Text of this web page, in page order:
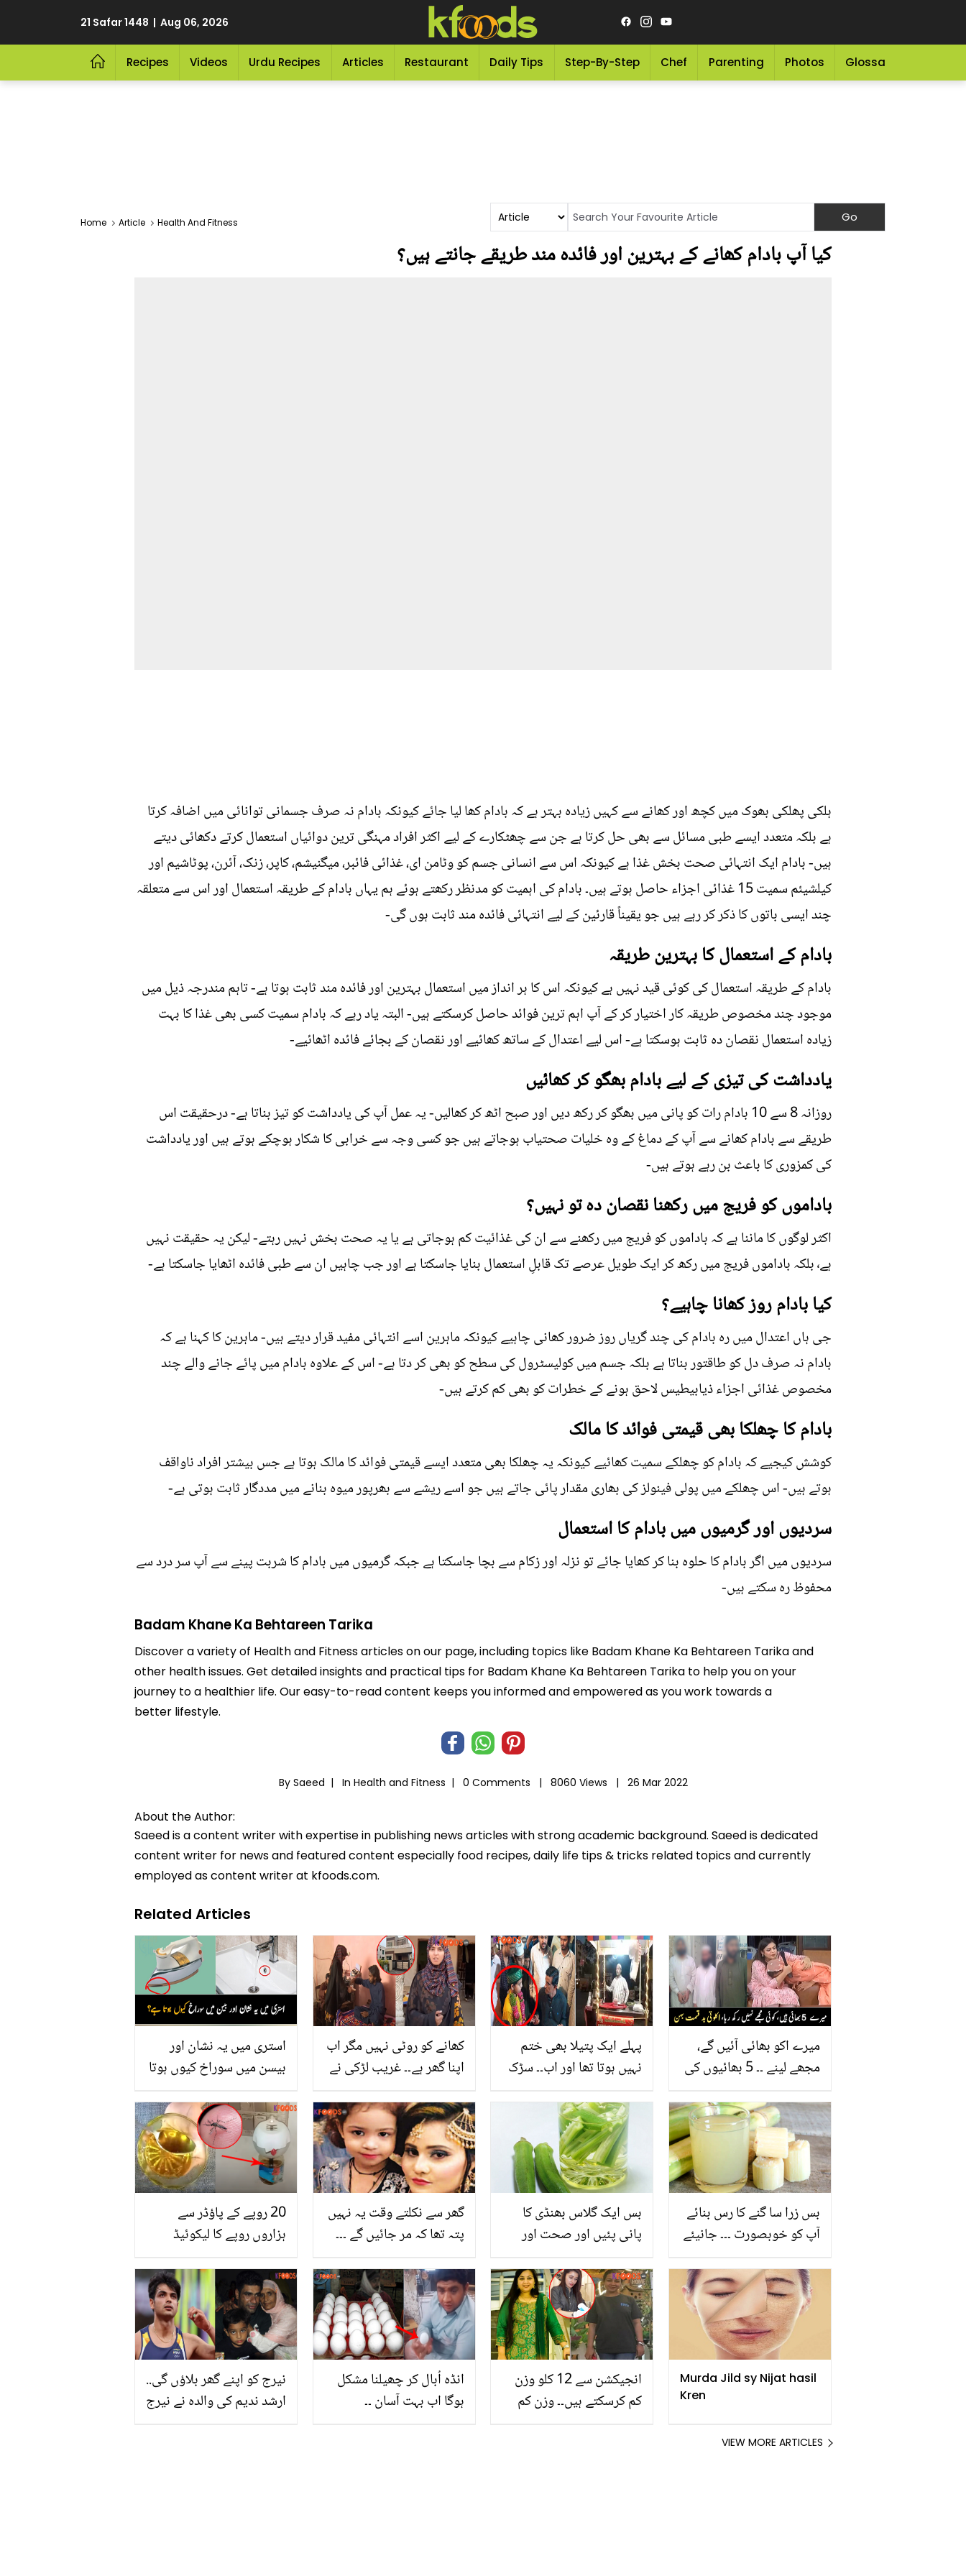
21 Safar 1448 | Aug 06, 2026
Recipes Videos Urdu Recipes Articles Restaurant Daily Tips Step-By-Step Chef Parenting Photos Glossary
Home Article Health And Fitness
کیا آپ بادام کھانے کے بہترین اور فائدہ مند طریقے جانتے ہیں؟
ہلکی پھلکی بھوک میں کچھ اور کھانے سے کہیں زیادہ بہتر ہے کہ بادام کھا لیا جائے کیونکہ بادام نہ صرف جسمانی توانائی میں اضافہ کرتا
ہے بلکہ متعدد ایسے طبی مسائل سے بھی حل کرتا ہے جن سے چھٹکارے کے لیے اکثر افراد مہنگی ترین دوائیاں استعمال کرتے دکھائی دیتے
ہیں- بادام ایک انتہائی صحت بخش غذا ہے کیونکہ اس سے انسانی جسم کو وٹامن ای، غذائی فائبر، میگنیشم، کاپر، زنک، آئرن، پوٹاشیم اور
کیلشیئم سمیت 15 غذائی اجزاء حاصل ہوتے ہیں۔ بادام کی اہمیت کو مدنظر رکھتے ہوئے ہم یہاں بادام کے طریقہ استعمال اور اس سے متعلقہ
چند ایسی باتوں کا ذکر کر رہے ہیں جو یقیناً قارئین کے لیے انتہائی فائدہ مند ثابت ہوں گی-
بادام کے استعمال کا بہترین طریقہ
بادام کے طریقہ استعمال کی کوئی قید نہیں ہے کیونکہ اس کا ہر انداز میں استعمال بہترین اور فائدہ مند ثابت ہوتا ہے- تاہم مندرجہ ذیل میں
موجود چند مخصوص طریقہ کار اختیار کر کے آپ اہم ترین فوائد حاصل کرسکتے ہیں- البتہ یاد رہے کہ بادام سمیت کسی بھی غذا کا بہت
زیادہ استعمال نقصان دہ ثابت ہوسکتا ہے- اس لیے اعتدال کے ساتھ کھائیے اور نقصان کے بجائے فائدہ اٹھائیے-
یادداشت کی تیزی کے لیے بادام بھگو کر کھائیں
روزانہ 8 سے 10 بادام رات کو پانی میں بھگو کر رکھ دیں اور صبح اٹھ کر کھالیں- یہ عمل آپ کی یادداشت کو تیز بناتا ہے- درحقیقت اس
طریقے سے بادام کھانے سے آپ کے دماغ کے وہ خلیات صحتیاب ہوجاتے ہیں جو کسی وجہ سے خرابی کا شکار ہوچکے ہوتے ہیں اور یادداشت
کی کمزوری کا باعث بن رہے ہوتے ہیں-
باداموں کو فریج میں رکھنا نقصان دہ تو نہیں؟
اکثر لوگوں کا ماننا ہے کہ باداموں کو فریج میں رکھنے سے ان کی غذائیت کم ہوجاتی ہے یا یہ صحت بخش نہیں رہتے- لیکن یہ حقیقت نہیں
ہے٬ بلکہ باداموں فریج میں رکھ کر ایک طویل عرصے تک قابلِ استعمال بنایا جاسکتا ہے اور جب چاہیں ان سے طبی فائدہ اٹھایا جاسکتا ہے-
کیا بادام روز کھانا چاہیے؟
جی ہاں اعتدال میں رہ بادام کی چند گریاں روز ضرور کھانی چاہیے کیونکہ ماہرین اسے انتہائی مفید قرار دیتے ہیں- ماہرین کا کہنا ہے کہ
بادام نہ صرف دل کو طاقتور بناتا ہے بلکہ جسم میں کولیسٹرول کی سطح کو بھی کر دتا ہے- اس کے علاوہ بادام میں پائے جانے والے چند
مخصوص غذائی اجزاﺀ ذیابیطیس لاحق ہونے کے خطرات کو بھی کم کرتے ہیں-
بادام کا چھلکا بھی قیمتی فوائد کا مالک
کوشش کیجیے کہ بادام کو چھلکے سمیت کھائیے کیونکہ یہ چھلکا بھی متعدد ایسے قیمتی فوائد کا مالک ہوتا ہے جس بیشتر افراد ناواقف
ہوتے ہیں- اس چھلکے میں پولی فینولز کی بھاری مقدار پائی جاتے ہیں جو اسے ریشے سے بھرپور میوہ بنانے میں مددگار ثابت ہوتی ہے-
سردیوں اور گرمیوں میں بادام کا استعمال
سردیوں میں اگر بادام کا حلوہ بنا کر کھایا جائے تو نزلہ اور زکام سے بچا جاسکتا ہے جبکہ گرمیوں میں بادام کا شربت پینے سے آپ سر درد سے
محفوظ رہ سکتے ہیں-
Badam Khane Ka Behtareen Tarika
Discover a variety of Health and Fitness articles on our page, including topics like Badam Khane Ka Behtareen Tarika and
other health issues. Get detailed insights and practical tips for Badam Khane Ka Behtareen Tarika to help you on your
journey to a healthier life. Our easy-to-read content keeps you informed and empowered as you work towards a
better lifestyle.
By Saeed | In Health and Fitness | 0 Comments | 8060 Views | 26 Mar 2022
About the Author:
Saeed is a content writer with expertise in publishing news articles with strong academic background. Saeed is dedicated
content writer for news and featured content especially food recipes, daily life tips & tricks related topics and currently
employed as content writer at kfoods.com.
Related Articles
استری میں یہ نشان اور
بیسن میں سوراخ کیوں ہوتا
چیزوں کے راز جن سے آپ
پہلے واقف نہیں ہوں گے
کھانے کو روٹی نہیں مگر اب
اپنا گھر ہے۔۔ غریب لڑکی نے
باپ کو گھر بنا کر دیا؟
بیٹوں سے زیادہ قابل بیٹی
کی کہانی
پہلے ایک پتیلا بھی ختم
نہیں ہوتا تھا اور اب۔۔ سڑک
بیٹے کی ایسی ویڈیو، جسے
دیکھ کر مشہور لوگ بھی
خود کو وہاں آنے سے روک
نہیں پائے
میرے اکو بھائی آئیں گے،
مجھے لینے ۔۔ 5 بھائیوں کی
میں چھوڑ کر آگئے
20 روپے کے پاؤڈر سے
ہزاروں روپے کا لیکوئیڈ
مہینے تک چلنے والا لیکوئیڈ
بنانے اور مچھروں سے نجات
پانے کا آسان طریقہ
گھر سے نکلتے وقت یہ نہیں
پتہ تھا کہ مر جائیں گے ۔۔۔
بیٹی کی جان لے لی
بس ایک گلاس بھنڈی کا
پانی پئیں اور صحت اور
ساری ملٹی وٹامنزکو بھول
جائیں
بس زرا سا گنے کا رس بنائے
آپ کو خوبصورت ۔۔۔ جانیئے
بیوٹی ٹپس
نیرج کو اپنے گھر بلاؤں گی..
ارشد ندیم کی والدہ نے نیرج
انڈہ اُبال کر چھیلنا مشکل
ہوگا اب بہت آسان ۔۔
انجیکشن سے 12 کلو وزن
کم کرسکتے ہیں۔۔ وزن کم
Murda Jild sy Nijat hasil
Kren
VIEW MORE ARTICLES